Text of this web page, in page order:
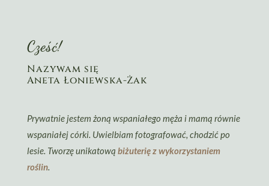
Cześć!
Nazywam się
Aneta Łoniewska-Żak
Prywatnie jestem żoną wspaniałego męża i mamą równie
wspaniałej córki. Uwielbiam fotografować, chodzić po
lesie. Tworzę unikatową biżuterię z wykorzystaniem
roślin.